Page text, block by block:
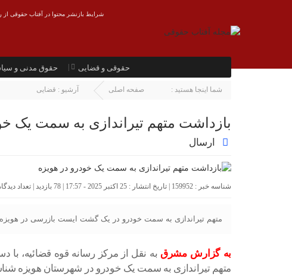
شرایط بازنشر محتوا در آفتاب حقوقی از
حقوقی و قضایی حقوق مدنی و
شما اینجا هستید : صفحه اصلی آرشیو : قضایی
بازداشت متهم تیراندازی به سمت یک
ارسال
شناسه خبر : 159952 | تاریخ انتشار : 25 اکتبر 2025 - 17:57 | 78 بازدید | تعداد دیدگاه :
متهم تیراندازی به سمت خودرو در یک گشت ایست بازرسی در
به گزارش مشرق به نقل از مرکز رسانه قوه قضائیه،
متهم تیراندازی به سمت یک خودرو در شهرستان هویزه